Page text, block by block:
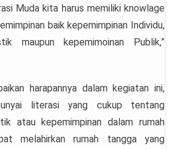
Muda kita harus memiliki knowlage
baik kepemimpinan Individu,
maupun kepemimoinan Publik,”
harapannya dalam kegiatan ini,
literasi yang cukup tentang
atau kepemimpinan dalam rumah
melahirkan rumah tangga yang